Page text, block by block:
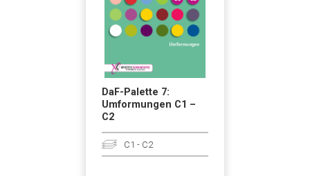
DaF-Palette 7:
Umformungen C1 –
C2
C1 - C2